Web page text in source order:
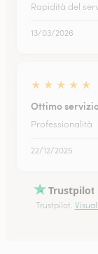
Rapidità del
13/03/2026
★ ★ ★ ★ ★
Ottimo
Professionalità
22/12/2025
Trustpilot
Trustpilot.